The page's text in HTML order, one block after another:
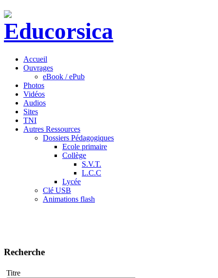
Accueil
Ouvrages
eBook / ePub
Photos
Vidéos
Audios
Sites
TNI
Autres Ressources
Dossiers Pédagogiques
Ecole primaire
Collège
S.V.T.
L.C.C
Lycée
Clé USB
Animations flash
Recherche
Titre